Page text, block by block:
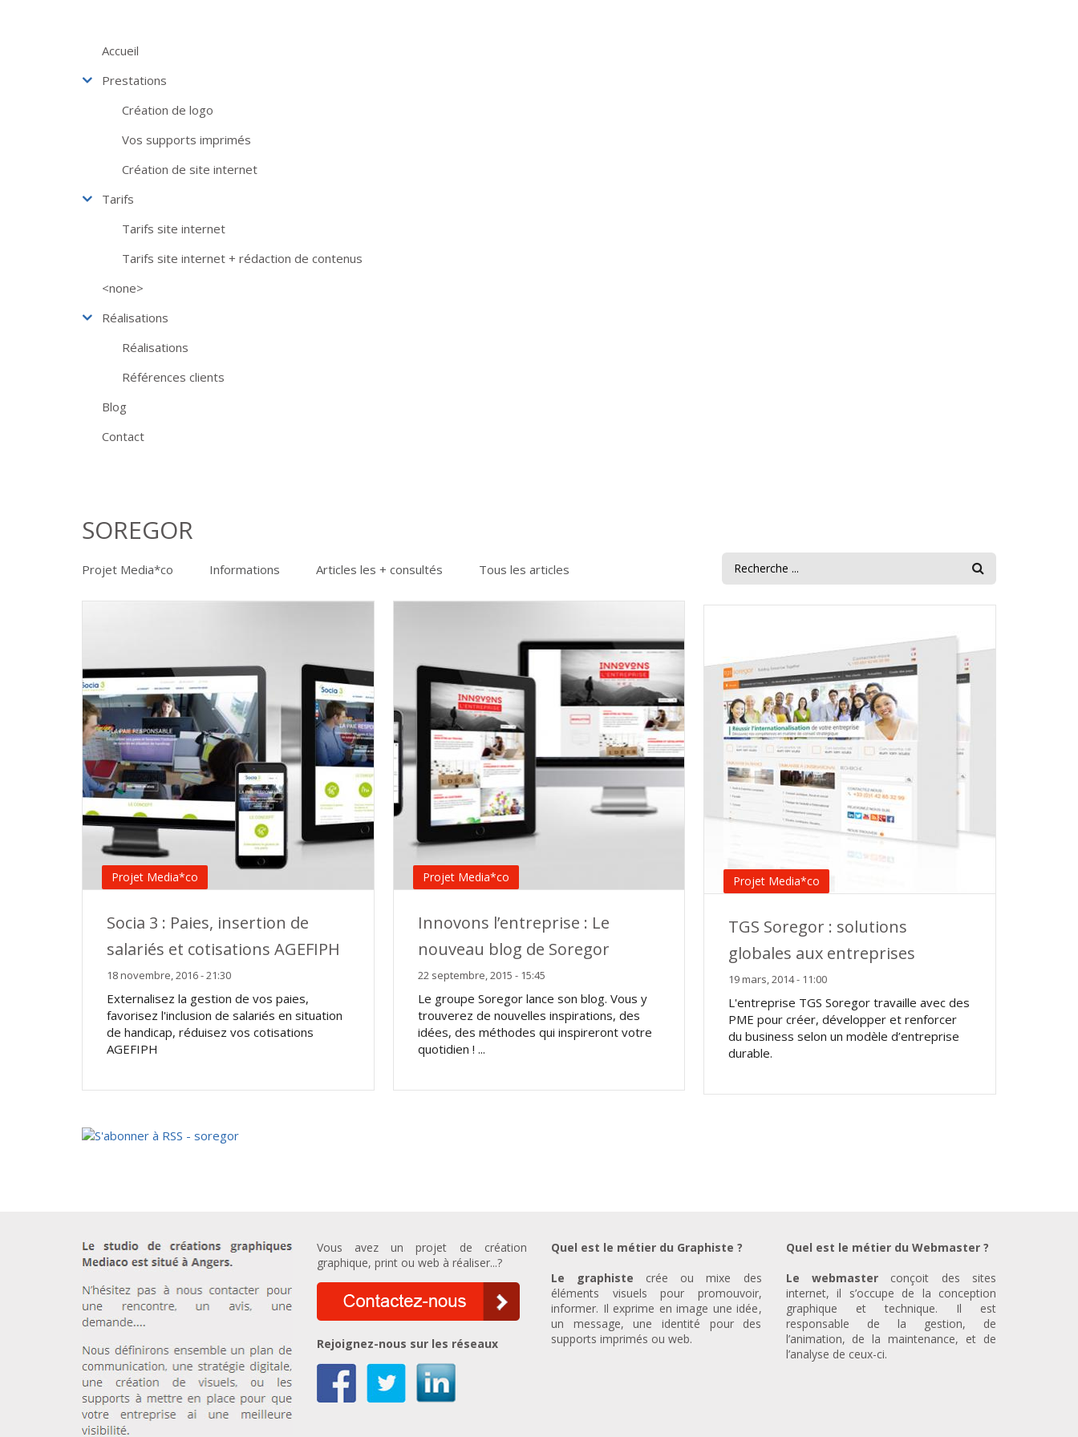
Accueil
Prestations
Création de logo
Vos supports imprimés
Création de site internet
Tarifs
Tarifs site internet
Tarifs site internet + rédaction de contenus
<none>
Réalisations
Réalisations
Références clients
Blog
Contact
SOREGOR
Projet Media*co Informations Articles les + consultés Tous les articles
FORMULAIRE DE
RECHERCHE
Projet Media*co
Socia 3 : Paies, insertion de
salariés et cotisations AGEFIPH
18 novembre, 2016 - 21:30
Externalisez la gestion de vos paies,
favorisez l'inclusion de salariés en situation
de handicap, réduisez vos cotisations
AGEFIPH
Projet Media*co
Innovons l’entreprise : Le
nouveau blog de Soregor
22 septembre, 2015 - 15:45
Le groupe Soregor lance son blog. Vous y
trouverez de nouvelles inspirations, des
idées, des méthodes qui inspireront votre
quotidien ! ...
Projet Media*co
TGS Soregor : solutions
globales aux entreprises
19 mars, 2014 - 11:00
L'entreprise TGS Soregor travaille avec des
PME pour créer, développer et renforcer
du business selon un modèle d’entreprise
durable.
Vous avez un projet de création
graphique, print ou web à réaliser...?
Rejoignez-nous sur les réseaux
Quel est le métier du Graphiste ?
Le graphiste crée ou mixe des
éléments visuels pour promouvoir,
informer. Il exprime en image une idée,
un message, une identité pour des
supports imprimés ou web.
Quel est le métier du Webmaster ?
Le webmasterconçoit des sites
internet, il s’occupe de la conception
graphique et technique. Il est
responsable de la gestion, de
l’animation, de la maintenance, et de
l’analyse de ceux-ci.